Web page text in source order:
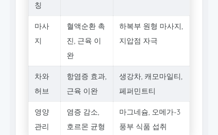
칭
마사
지
혈액순환 촉
진, 근육 이
완
하복부 원형 마사지,
지압점 자극
차와
허브
항염증 효과,
근육 이완
생강차, 캐모마일티,
페퍼민트티
영양
관리
염증 감소,
호르몬 균형
마그네슘, 오메가-3
풍부 식품 섭취